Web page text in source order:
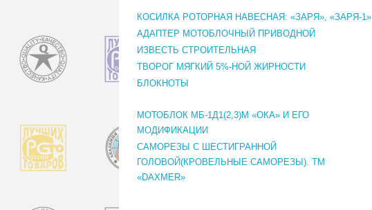
КОСИЛКА РОТОРНАЯ НАВЕСНАЯ: «ЗАРЯ», «ЗАРЯ-1»
АДАПТЕР МОТОБЛОЧНЫЙ ПРИВОДНОЙ
ИЗВЕСТЬ СТРОИТЕЛЬНАЯ
ТВОРОГ МЯГКИЙ 5%-НОЙ ЖИРНОСТИ
БЛОКНОТЫ
МОТОБЛОК МБ-1Д1(2,3)М «ОКА» И ЕГО
МОДИФИКАЦИИ
САМОРЕЗЫ С ШЕСТИГРАННОЙ
ГОЛОВОЙ(КРОВЕЛЬНЫЕ САМОРЕЗЫ). ТМ
«DAXMER»